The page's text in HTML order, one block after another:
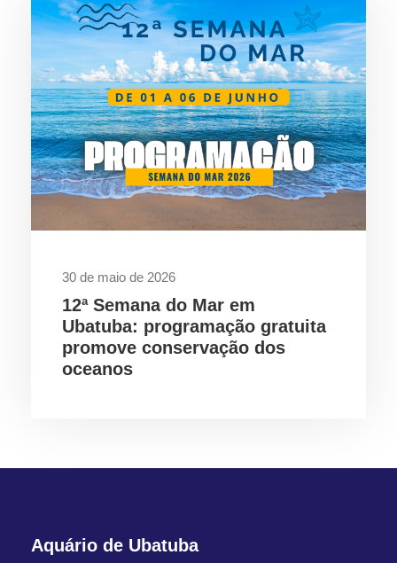
30 de maio de 2026
12ª Semana do Mar em
Ubatuba: programação gratuita
promove conservação dos
oceanos
Aquário de Ubatuba